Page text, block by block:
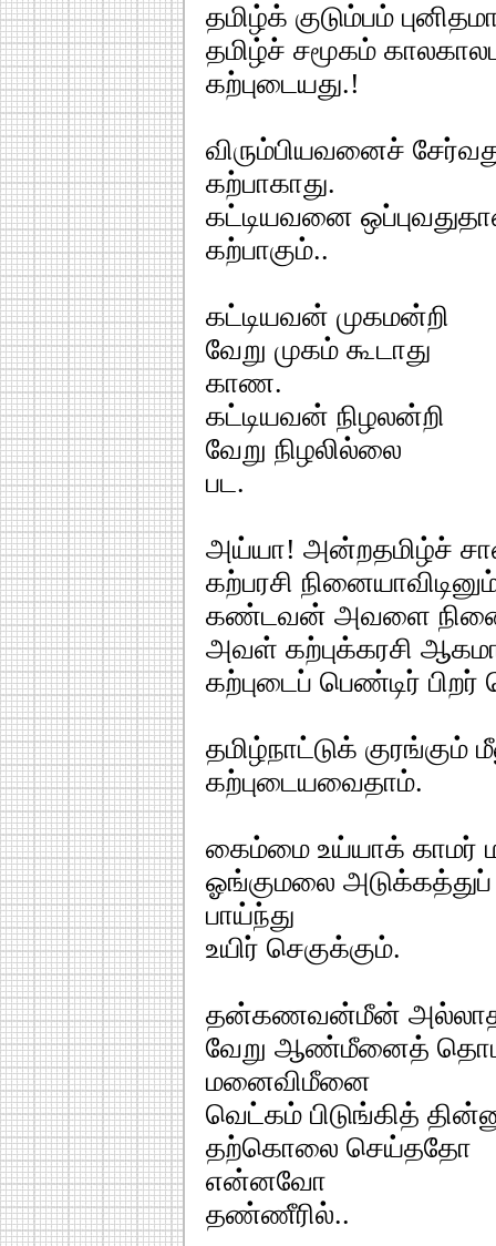
தமிழ்க் குடும்பம்
தமிழ்ச் சமூகம்
கற்புடையது.!
விரும்பியவனைச்
கற்பாகாது.
கட்டியவனை
கற்பாகும்..
கட்டியவன் முகமன்றி
வேறு முகம் கூடாது
காண.
கட்டியவன் நிழலன்றி
வேறு நிழலில்லை
பட.
அய்யா! அன்றதமிழ்ச்
கற்பரசி
கண்டவன் அவளை
அவள் கற்புக்கரசி
கற்புடைப் பெண்டிர் பிறர்
தமிழ்நாட்டுக் குரங்கும்
கற்புடையவைதாம்.
கைம்மை உய்யாக் காமர்
ஓங்குமலை அடுக்கத்துப்
பாய்ந்து
உயிர் செகுக்கும்.
தன்கணவன்மீன்
வேறு ஆண்மீனைத்
மனைவிமீனை
வெட்கம் பிடுங்கித்
தற்கொலை செய்ததோ
என்னவோ
தண்ணீரில்..